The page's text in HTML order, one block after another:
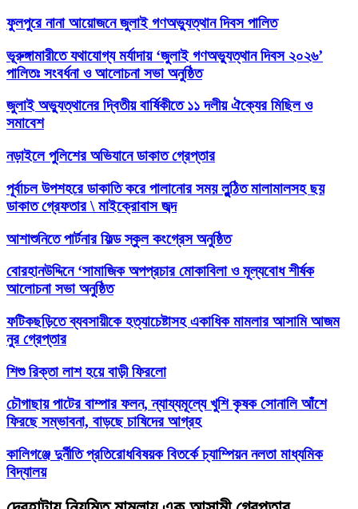
ফুলপুরে নানা আয়োজনে জুলাই গণঅভ্যুত্থান দিবস পালিত
ভূরুঙ্গামারীতে যথাযোগ্য মর্যাদায় ‘জুলাই গণঅভ্যুত্থান দিবস ২০২৬’
পালিতঃ সংবর্ধনা ও আলোচনা সভা অনুষ্ঠিত
জুলাই অভ্যুত্থানের দ্বিতীয় বার্ষিকীতে ১১ দলীয় ঐক্যের মিছিল ও
সমাবেশ
নড়াইলে পুলিশের অভিযানে ডাকাত গ্রেপ্তার
পূর্বাচল উপশহরে ডাকাতি করে পালানোর সময় লুন্ঠিত মালামালসহ ছয়
ডাকাত গ্রেফতার \ মাইক্রোবাস জব্দ
আশাশুনিতে পার্টনার ফিল্ড স্কুল কংগ্রেস অনুষ্ঠিত
‎বোরহানউদ্দিনে ‘সামাজিক অপপ্রচার মোকাবিলা ও মূল্যবোধ শীর্ষক
আলোচনা সভা অনুষ্ঠিত
ফটিকছড়িতে ব্যবসায়ীকে হত্যাচেষ্টাসহ একাধিক মামলার আসামি আজম
নুর গ্রেপ্তার
শিশু রিক্তা লাশ হয়ে বাড়ী ফিরলো
চৌগাছায় পাটের বাম্পার ফলন, ন্যায্যমূল্যে খুশি কৃষক সোনালি আঁশে
ফিরছে সম্ভাবনা, বাড়ছে চাষিদের আগ্রহ
কালিগঞ্জে দুর্নীতি প্রতিরোধবিষয়ক বিতর্কে চ্যাম্পিয়ন নলতা মাধ্যমিক
বিদ্যালয়